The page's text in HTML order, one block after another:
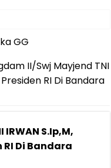
Kunci Jasa Raharja
Ahli Waris Korban
Sekolah Lansia di
Jadi Provinsi
Tinjau Penanganan
Raharja Tinjau Korban
II/Swj Mayjend TNI
RI Di Bandara
S.Ip,M,
Di Bandara